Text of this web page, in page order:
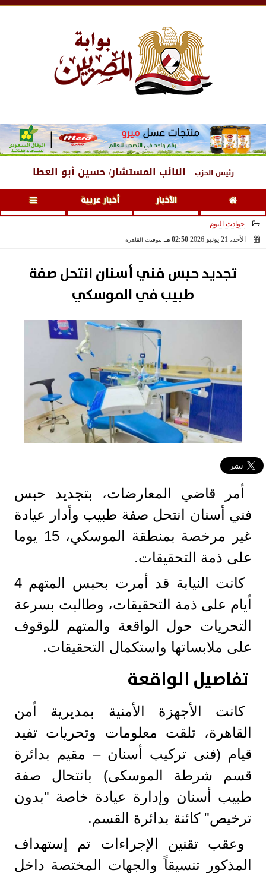
رئيس الحزب النائب المستشار/ حسين أبو العطا
الأخبار أخبار عربية
حوادث اليوم
الأحد، 21 يونيو 2026
02:50 مـ بتوقيت القاهرة
تجديد حبس فني أسنان انتحل صفة
طبيب في الموسكي
أمر قاضي المعارضات، بتجديد حبس
فني أسنان انتحل صفة طبيب وأدار عيادة
غير مرخصة بمنطقة الموسكي، 15 يوما
على ذمة التحقيقات.
كانت النيابة قد أمرت بحبس المتهم 4
أيام على ذمة التحقيقات، وطالبت بسرعة
التحريات حول الواقعة والمتهم للوقوف
على ملابساتها واستكمال التحقيقات.
تفاصيل الواقعة
كانت الأجهزة الأمنية بمديرية أمن
القاهرة، تلقت معلومات وتحريات تفيد
قيام (فنى تركيب أسنان – مقيم بدائرة
قسم شرطة الموسكى) بانتحال صفة
طبيب أسنان وإدارة عيادة خاصة "بدون
ترخيص" كائنة بدائرة القسم.
وعقب تقنين الإجراءات تم إستهداف
المذكور تنسيقاً والجهات المختصة داخل